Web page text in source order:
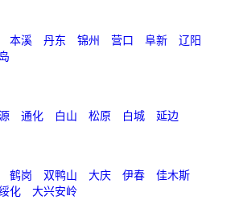
本溪 丹东 锦州 营口 阜新
辽阳
通化 白山 松原 白城 延边
鹤岗 双鸭山 大庆 伊春
佳木斯
化 大兴安岭